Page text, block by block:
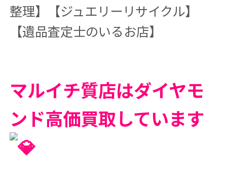
整理】【ジュエリーリサイクル】
【遺品査定士のいるお店】
マルイチ質店はダイヤモ
ンド高価買取しています